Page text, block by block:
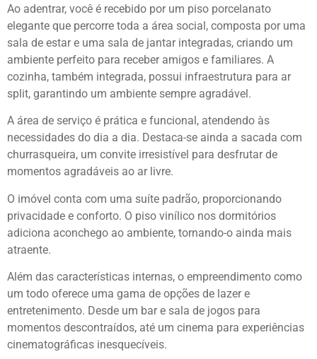
Ao adentrar, você é recebido por um piso porcelanato
elegante que percorre toda a área social, composta por uma
sala de estar e uma sala de jantar integradas, criando um
ambiente perfeito para receber amigos e familiares. A
cozinha, também integrada, possui infraestrutura para ar
split, garantindo um ambiente sempre agradável.
A área de serviço é prática e funcional, atendendo às
necessidades do dia a dia. Destaca-se ainda a sacada com
churrasqueira, um convite irresistível para desfrutar de
momentos agradáveis ao ar livre.
O imóvel conta com uma suíte padrão, proporcionando
privacidade e conforto. O piso vinílico nos dormitórios
adiciona aconchego ao ambiente, tornando-o ainda mais
atraente.
Além das características internas, o empreendimento como
um todo oferece uma gama de opções de lazer e
entretenimento. Desde um bar e sala de jogos para
momentos descontraídos, até um cinema para experiências
cinematográficas inesquecíveis.